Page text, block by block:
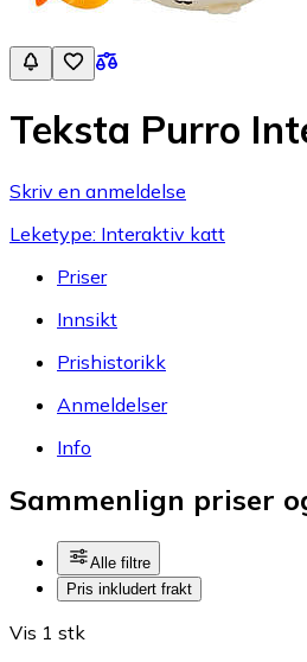
Teksta Purro
Skriv en anmeldelse
Leketype: Interaktiv katt
Priser
Innsikt
Prishistorikk
Anmeldelser
Info
Sammenlign priser
Alle filtre
Pris inkludert frakt
Vis 1 stk